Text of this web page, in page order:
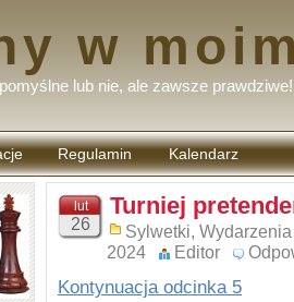
w
lub nie, ale zawsze prawdziwe!
Regulamin
komentarzy
Kalendarz
lut
26
Turniej
Sylwetki,
2024
Editor
Kontynuacja odcinka 5